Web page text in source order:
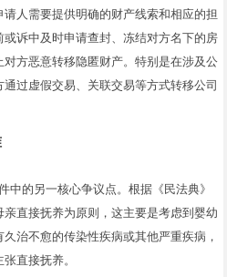
人需要提供明确的财产线索和相应的担
诉中及时申请查封、冻结对方名下的房
方恶意转移隐匿财产。特别是在涉及公
过虚假交易、关联交易等方式转移公司
中的另一核心争议点。根据《民法典》
直接抚养为原则，这主要是考虑到婴幼
治不愈的传染性疾病或其他严重疾病，
直接抚养。